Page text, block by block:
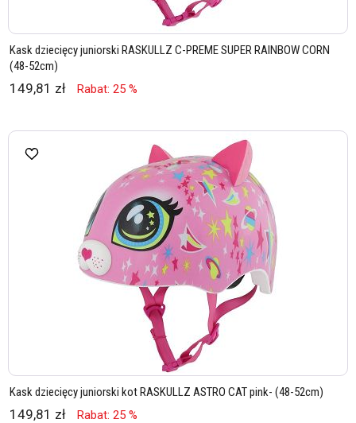
Kask dziecięcy juniorski RASKULLZ C-PREME SUPER RAINBOW CORN
(48-52cm)
149,81 zł Rabat: 25 %
Kask dziecięcy juniorski kot RASKULLZ ASTRO CAT pink- (48-52cm)
149,81 zł Rabat: 25 %